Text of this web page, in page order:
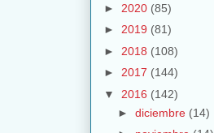
► 2020 (85)
► 2019 (81)
► 2018 (108)
► 2017 (144)
▼ 2016 (142)
► diciembre (14)